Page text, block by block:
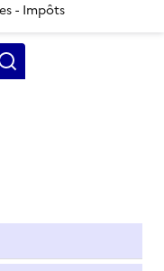
- Impôts
clés, partie du